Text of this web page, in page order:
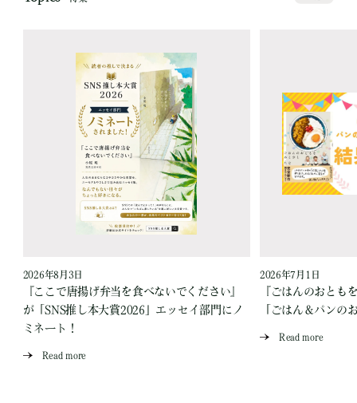
2026年8月3日
『ここで唐揚げ弁当を食べないでください』
が「SNS推し本大賞2026」エッセイ部門にノ
ミネート！
Read more
2026年7月1日
『ごはんのおとも
「ごはん＆パンの
Read more